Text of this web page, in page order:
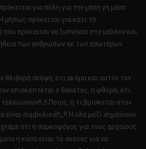
για πύλη για την μέση γη μέσο
μήπως πρόκειται για κάτι το
που πρόκειται να ξυπνήσει στο μέλλον και
των ανθρώπων εκ των εσωτέρων
σκέψη, ότι ακόμα και αυτόν τον
επισκέπτεται ο θάνατος, η φθορά, ότι
Ποιος, ή τι βρίσκεται στον
συμβολικά!!;;;!! Ή όλα μαζί σημαίνουν
ότι η σαρκοφάγος για τους αρχαίους
η κάσα είναι το σκεύος για να